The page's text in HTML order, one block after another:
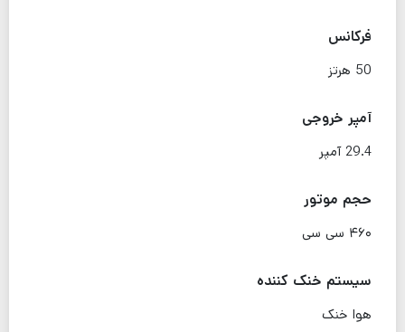
فرکانس
50 هرتز
آمپر خروجی
29.4 آمپر
حجم موتور
۴۶۰ سی سی
سیستم خنک کننده
هوا خنک